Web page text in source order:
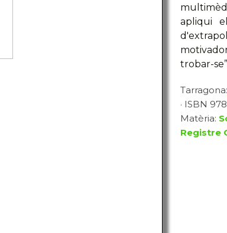
apliqui
trobar-
Tarragona:
· ISBN
Matèria:
Registre